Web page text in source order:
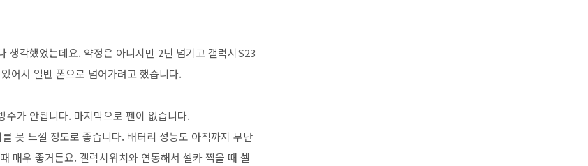
생각했었는데요. 약정은 아니지만 2년 넘기고 갤럭시S23
어서 일반 폰으로 넘어가려고 했습니다.
가 안됩니다. 마지막으로 펜이 없습니다.
못 느낄 정도로 좋습니다. 배터리 성능도 아직까지 무난
매우 좋거든요. 갤럭시워치와 연동해서 셀카 찍을 때 셀